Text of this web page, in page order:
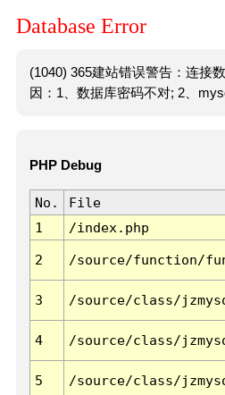
Database Error
(1040) 365建站错误警告：连接
因：1、数据库密码不对; 2、
PHP Debug
No. File
1
/index.php
2 /source/function/
3 /source/class/
4 /source/class/
5 /source/class/